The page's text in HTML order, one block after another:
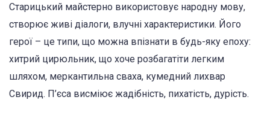
Старицький майстерно використовує народну мову,
створює живі діалоги, влучні характеристики. Його
герої – це типи, що можна впізнати в будь-яку епоху:
хитрий цирюльник, що хоче розбагатіти легким
шляхом, меркантильна сваха, кумедний лихвар
Свирид. П’єса висміює жадібність, пихатість, дурість.